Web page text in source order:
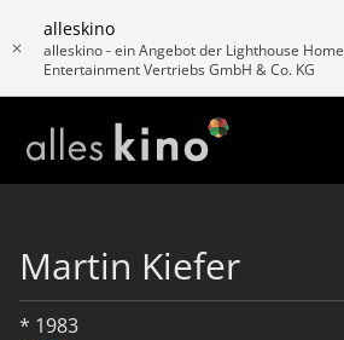
alleskino
alleskino - ein Angebot der Lighthouse Home
Entertainment Vertriebs GmbH & Co. KG
Martin Kiefer
* 1983